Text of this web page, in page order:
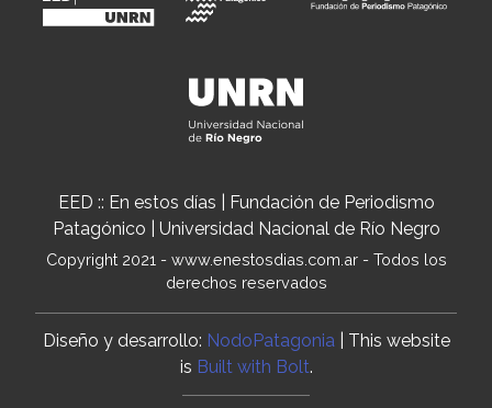
EED :: En estos días | Fundación de Periodismo
Patagónico | Universidad Nacional de Río Negro
Copyright 2021 - www.enestosdias.com.ar - Todos los
derechos reservados
Diseño y desarrollo: NodoPatagonia| This website
is Built with Bolt.